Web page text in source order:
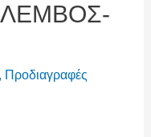
Προδιαγραφές